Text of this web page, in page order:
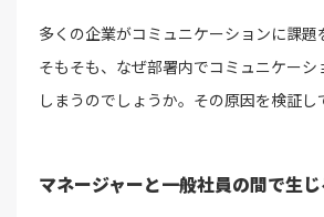
多くの企業がコミュニケーションに課題
そもそも、なぜ部署内でコミュニケーシ
しまうのでしょうか。その原因を検証し
マネージャーと一般社員の間で生